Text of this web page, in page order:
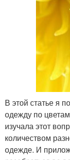
В этой статье я
одежду по
изучала этот
количеством
одежде. И